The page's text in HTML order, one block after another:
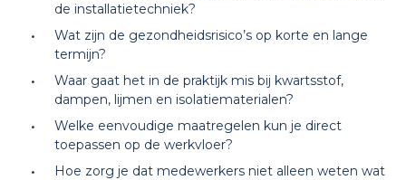
de installatietechniek?
Wat zijn de gezondheidsrisico’s op korte en lange
termijn?
Waar gaat het in de praktijk mis bij kwartsstof,
dampen, lijmen en isolatiematerialen?
Welke eenvoudige maatregelen kun je direct
toepassen op de werkvloer?
Hoe zorg je dat medewerkers niet alleen weten wat